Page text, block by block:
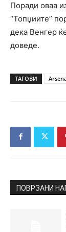
Поради оваа
“Топџиите”
дека Венгер
доведе.
ТАГОВИ
ПОВРЗАНИ